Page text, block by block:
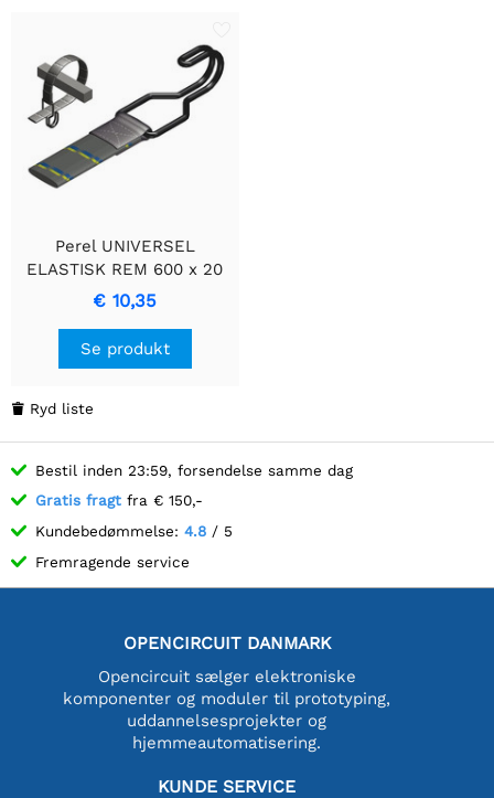
Perel UNIVERSEL
ELASTISK REM 600 x 20
mm
€ 10,35
Se produkt
 Ryd liste
Bestil inden 23:59, forsendelse samme dag
Gratis fragt fra € 150,-
Kundebedømmelse: 4.8 / 5
Fremragende service
OPENCIRCUIT DANMARK
Opencircuit sælger elektroniske
komponenter og moduler til prototyping,
uddannelsesprojekter og
hjemmeautomatisering.
KUNDE SERVICE